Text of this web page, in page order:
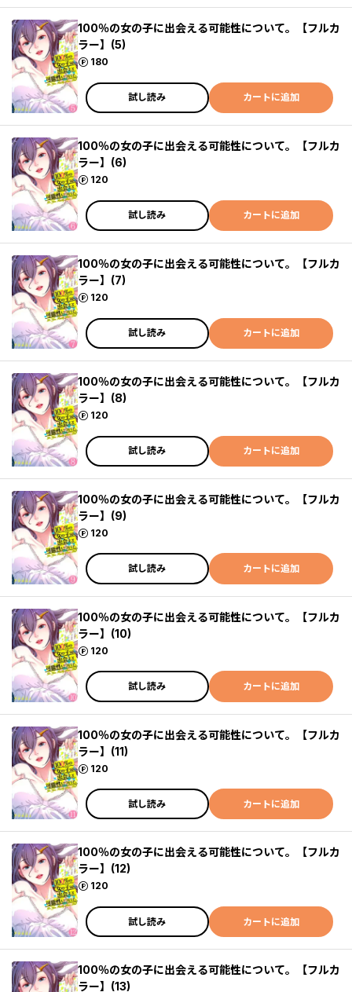
100％の女の子に出会える可能性について。【フルカ
ラー】(5)
180
ポイント
試し読み カートに追加
100％の女の子に出会える可能性について。【フルカ
ラー】(6)
120
ポイント
試し読み カートに追加
100％の女の子に出会える可能性について。【フルカ
ラー】(7)
120
ポイント
試し読み カートに追加
100％の女の子に出会える可能性について。【フルカ
ラー】(8)
120
ポイント
試し読み カートに追加
100％の女の子に出会える可能性について。【フルカ
ラー】(9)
120
ポイント
試し読み カートに追加
100％の女の子に出会える可能性について。【フルカ
ラー】(10)
120
ポイント
試し読み カートに追加
100％の女の子に出会える可能性について。【フルカ
ラー】(11)
120
ポイント
試し読み カートに追加
100％の女の子に出会える可能性について。【フルカ
ラー】(12)
120
ポイント
試し読み カートに追加
100％の女の子に出会える可能性について。【フルカ
ラー】(13)